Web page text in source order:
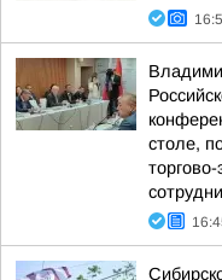
столе,